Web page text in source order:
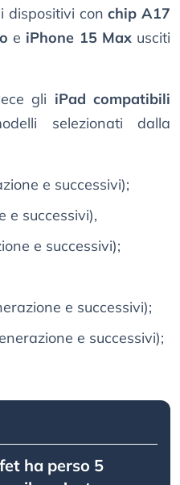
dispositivi conchip A17
e iPhone 15 Maxusciti
gli iPad compatibili
selezionati dalla
e successivi);
e successivi),
e successivi);
e successivi);
e successivi);
ha perso 5